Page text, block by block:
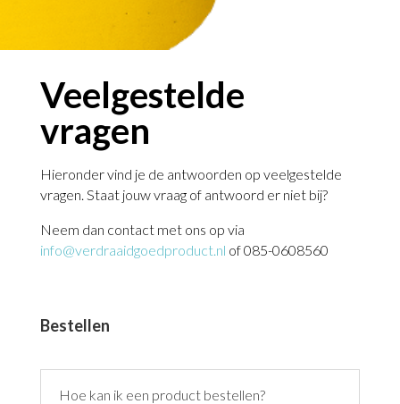
Veelgestelde
vragen
Hieronder vind je de antwoorden op veelgestelde
vragen. Staat jouw vraag of antwoord er niet bij?
Neem dan contact met ons op via
info@verdraaidgoedproduct.nl of 085-0608560
Bestellen
Hoe kan ik een product bestellen?